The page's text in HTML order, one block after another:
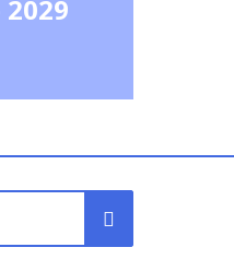
Peringatan